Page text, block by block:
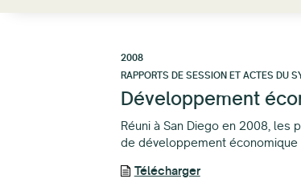
2008
RAPPORTS DE SESSION ET ACTES DU
Développement
Réuni à San Diego en 2008,
de développement
Télécharger